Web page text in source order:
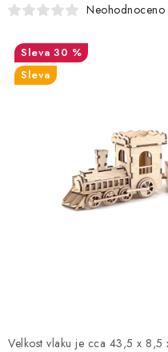
OBLÍBENÉ ♥️
MOJE OBJEDNÁVKA
Velkost vlaku je cca 43,5 x 8,5
Neohodnoceno
30 %
Sleva